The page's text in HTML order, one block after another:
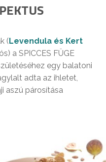
(Levendula és Kert
a SPICCES FÜGE
egy balatoni
adta az ihletet,
aszú párosítása